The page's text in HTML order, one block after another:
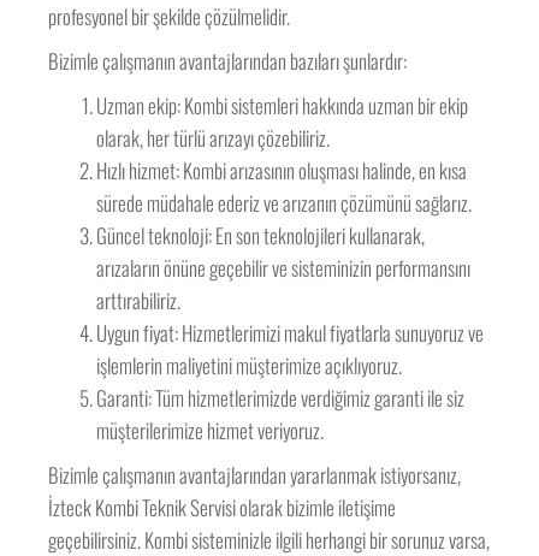
profesyonel bir şekilde çözülmelidir.
Bizimle çalışmanın avantajlarından bazıları şunlardır:
Uzman ekip: Kombi sistemleri hakkında uzman bir ekip
olarak, her türlü arızayı çözebiliriz.
Hızlı hizmet: Kombi arızasının oluşması halinde, en kısa
sürede müdahale ederiz ve arızanın çözümünü sağlarız.
Güncel teknoloji: En son teknolojileri kullanarak,
arızaların önüne geçebilir ve sisteminizin performansını
arttırabiliriz.
Uygun fiyat: Hizmetlerimizi makul fiyatlarla sunuyoruz ve
işlemlerin maliyetini müşterimize açıklıyoruz.
Garanti: Tüm hizmetlerimizde verdiğimiz garanti ile siz
müşterilerimize hizmet veriyoruz.
Bizimle çalışmanın avantajlarından yararlanmak istiyorsanız,
İzteck Kombi Teknik Servisi olarak bizimle iletişime
geçebilirsiniz. Kombi sisteminizle ilgili herhangi bir sorunuz varsa,